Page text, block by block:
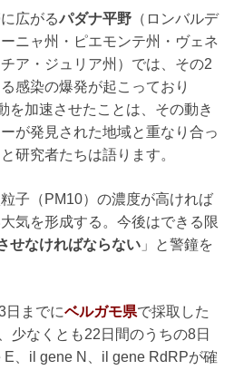
広がるパダナ平野 （ロンバルデ
ニャ州・ピエモンテ州・ヴェネ
ア・ジュリア州）では、その2
感染の爆発が起こっており
を加速させたことは、その動き
が発見された地域と重なり合っ
研究者たちは語ります。
子（PM10）の濃度が高ければ
気を形成する。今後はできる限
せなければならない 」と警鐘を
日までにベルガモ県で採取した
少なくとも22日間のうちの8日
、il gene N、il gene RdRPが確